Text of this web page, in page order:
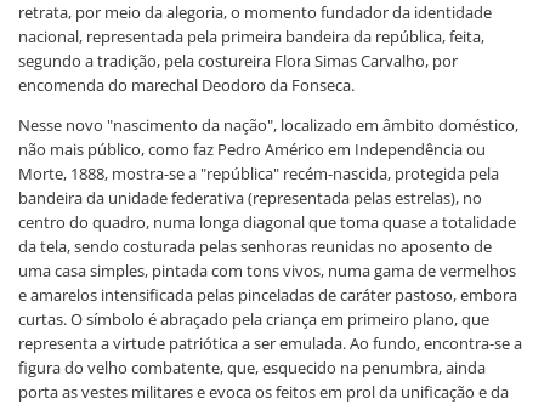
retrata, por meio da alegoria, o momento fundador da identidade
nacional, representada pela primeira bandeira da república, feita,
segundo a tradição, pela costureira Flora Simas Carvalho, por
encomenda do marechal Deodoro da Fonseca.
Nesse novo "nascimento da nação", localizado em âmbito doméstico,
não mais público, como faz Pedro Américo em Independência ou
Morte, 1888, mostra-se a "república" recém-nascida, protegida pela
bandeira da unidade federativa (representada pelas estrelas), no
centro do quadro, numa longa diagonal que toma quase a totalidade
da tela, sendo costurada pelas senhoras reunidas no aposento de
uma casa simples, pintada com tons vivos, numa gama de vermelhos
e amarelos intensificada pelas pinceladas de caráter pastoso, embora
curtas. O símbolo é abraçado pela criança em primeiro plano, que
representa a virtude patriótica a ser emulada. Ao fundo, encontra-se a
figura do velho combatente, que, esquecido na penumbra, ainda
porta as vestes militares e evoca os feitos em prol da unificação e da